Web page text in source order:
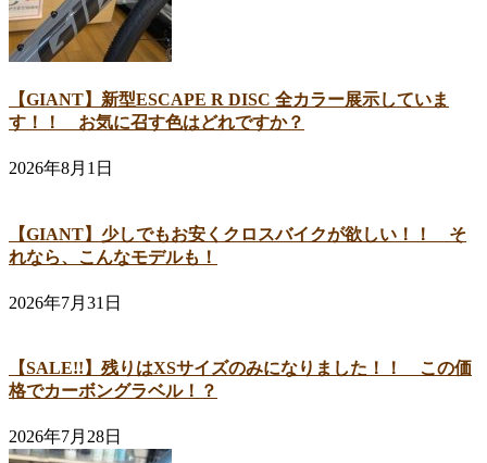
【GIANT】新型ESCAPE R DISC 全カラー展示していま
す！！ お気に召す色はどれですか？
2026年8月1日
【GIANT】少しでもお安くクロスバイクが欲しい！！ そ
れなら、こんなモデルも！
2026年7月31日
【SALE!!】残りはXSサイズのみになりました！！ この価
格でカーボングラベル！？
2026年7月28日